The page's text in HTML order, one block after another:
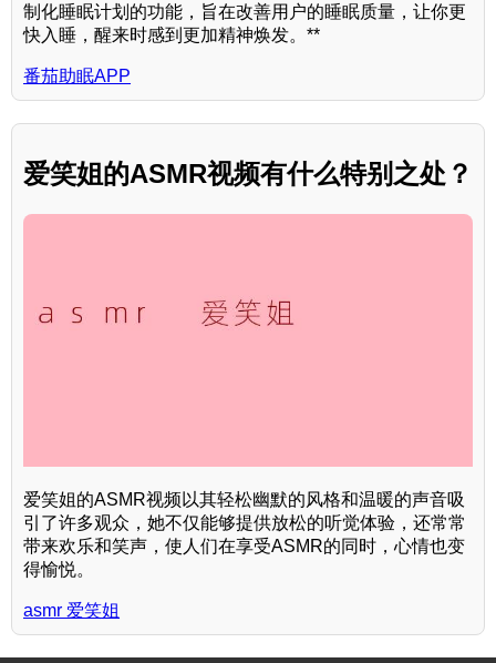
制化睡眠计划的功能，旨在改善用户的睡眠质量，让你更
快入睡，醒来时感到更加精神焕发。**
番茄助眠APP
爱笑姐的ASMR视频有什么特别之处？
爱笑姐的ASMR视频以其轻松幽默的风格和温暖的声音吸
引了许多观众，她不仅能够提供放松的听觉体验，还常常
带来欢乐和笑声，使人们在享受ASMR的同时，心情也变
得愉悦。
asmr 爱笑姐